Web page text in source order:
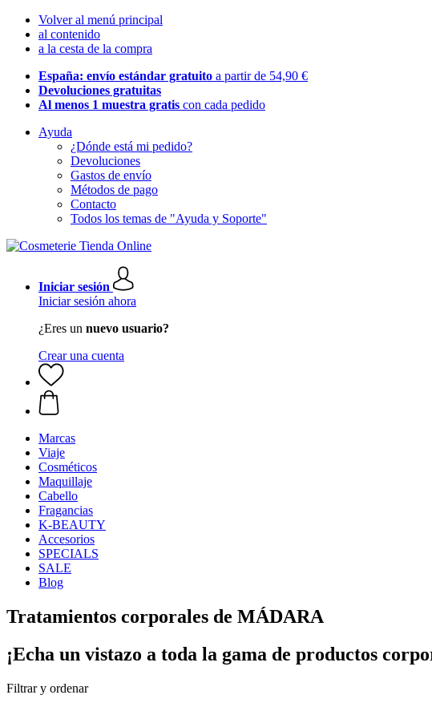
Volver al menú principal
al contenido
a la cesta de la compra
España: envío estándar gratuito a partir de 54,90 €
Devoluciones gratuitas
Al menos 1 muestra gratis con cada pedido
Ayuda
¿Dónde está mi pedido?
Devoluciones
Gastos de envío
Métodos de pago
Contacto
Todos los temas de "Ayuda y Soporte"
Iniciar sesión
Iniciar sesión ahora
¿Eres un nuevo usuario?
Crear una cuenta
Marcas
Viaje
Cosméticos
Maquillaje
Cabello
Fragancias
K-BEAUTY
Accesorios
SPECIALS
SALE
Blog
Tratamientos corporales de MÁDARA
¡Echa un vistazo a toda la gama de productos
Filtrar y ordenar